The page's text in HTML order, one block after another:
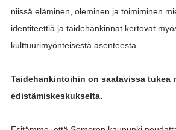
niissä eläminen, oleminen ja toimiminen
identiteettiä ja taidehankinnat kertovat
kulttuurimyönteisestä asenteesta.
Taidehankintoihin on saatavissa tukea
edistämiskeskukselta.